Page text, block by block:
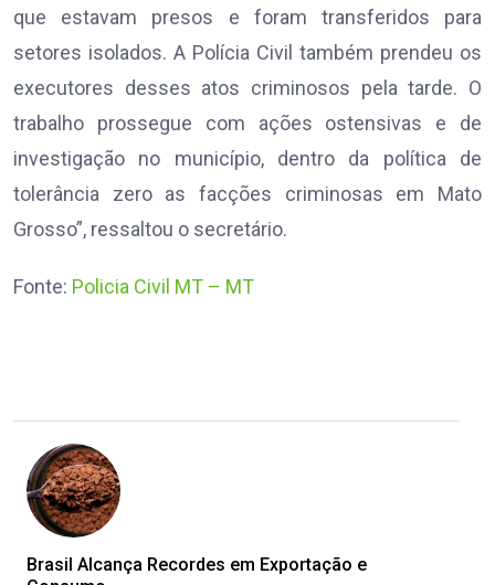
que estavam presos e foram transferidos para
setores isolados. A Polícia Civil também prendeu os
executores desses atos criminosos pela tarde. O
trabalho prossegue com ações ostensivas e de
investigação no município, dentro da política de
tolerância zero as facções criminosas em Mato
Grosso”, ressaltou o secretário.
Fonte: Policia Civil MT – MT
Brasil Alcança Recordes em Exportação e